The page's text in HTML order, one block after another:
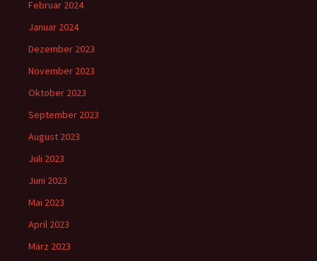
Februar 2024
Januar 2024
Dezember 2023
November 2023
Oktober 2023
September 2023
August 2023
Juli 2023
Juni 2023
Mai 2023
April 2023
März 2023